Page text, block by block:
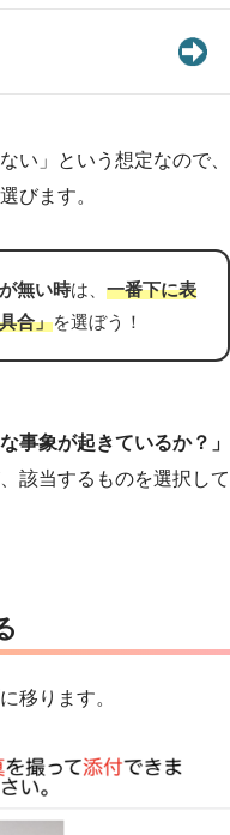
い」という想定なので、
びます。
無い時は、 一番下に表
合」を選ぼう！
事象が起きているか？」
該当するものを選択して
に移ります。